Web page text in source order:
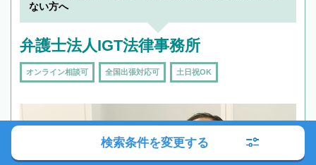
ない方へ
弁護士法人IGT法律事務所
オンライン相談可 全国出張対応可 土日祝OK
検索条件を変更する